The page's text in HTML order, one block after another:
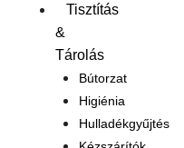
Tisztítás
&
Tárolás
Bútorzat
Higiénia
Hulladékgyűjtés